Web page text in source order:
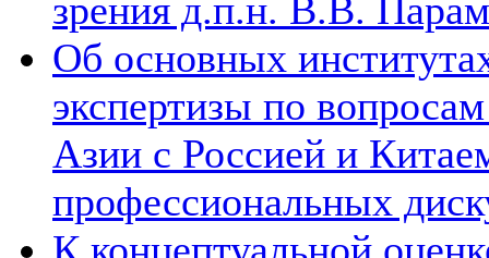
зрения д.п.н. В.В.
Об основных
экспертизы по
Азии с Россией и
профессиональных